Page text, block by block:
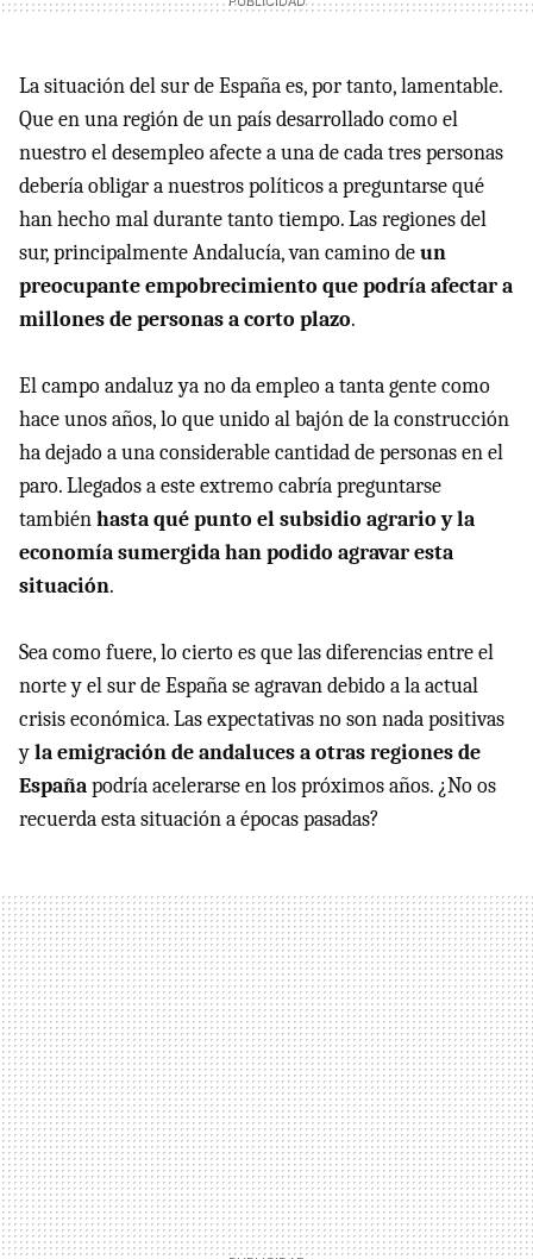
La situación del sur de España es, por tanto, lamentable.
Que en una región de un país desarrollado como el
nuestro el desempleo afecte a una de cada tres personas
debería obligar a nuestros políticos a preguntarse qué
han hecho mal durante tanto tiempo. Las regiones del
sur, principalmente Andalucía, van camino deun
preocupante empobrecimiento que podría afectar a
millones de personas a corto plazo.
El campo andaluz ya no da empleo a tanta gente como
hace unos años, lo que unido al bajón de la construcción
ha dejado a una considerable cantidad de personas en el
paro. Llegados a este extremo cabría preguntarse
tambiénhasta qué punto el subsidio agrario y la
economía sumergida han podido agravar esta
situación.
Sea como fuere, lo cierto es que las diferencias entre el
norte y el sur de España se agravan debido a la actual
crisis económica. Las expectativas no son nada positivas
yla emigración de andaluces a otras regiones de
Españapodría acelerarse en los próximos años. ¿No os
recuerda esta situación a épocas pasadas?